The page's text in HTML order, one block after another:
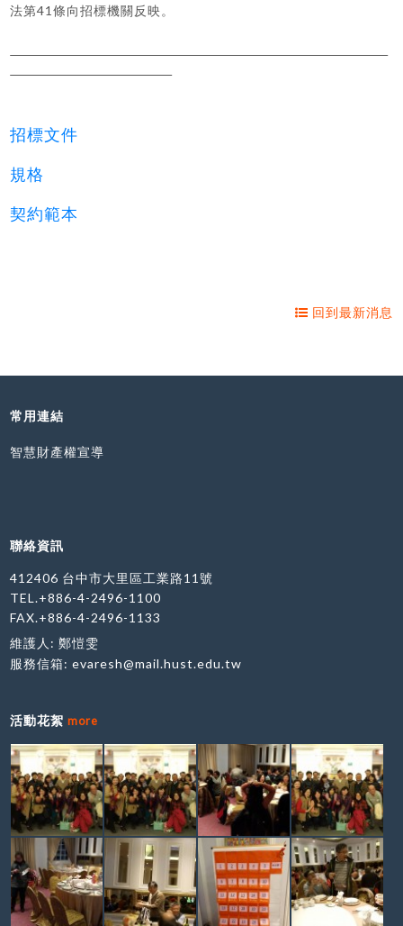
法第41條向招標機關反映。
招標文件
規格
契約範本
回到最新消息
常用連結
智慧財產權宣導
聯絡資訊
412406 台中市大里區工業路11號
TEL.+886-4-2496-1100
FAX.+886-4-2496-1133
維護人: 鄭愷雯
服務信箱:evaresh@mail.hust.edu.tw
活動花絮more